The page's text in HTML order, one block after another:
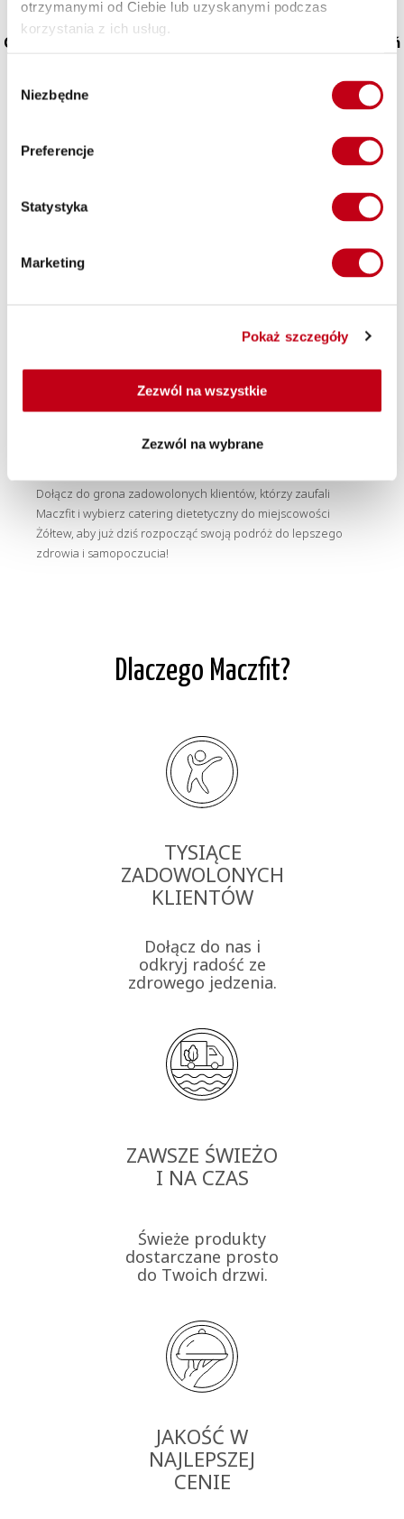
otrzymanymi od Ciebie lub uzyskanymi podczas
korzystania z ich usług.
zgody
Niezbędne
Preferencje
Statystyka
Marketing
Pokaż szczegóły
Zezwól na wszystkie
Zezwól na wybrane
Catering z dostawą do biura – energią przez cały dzień
Nie pozwól, aby pracowity dzień w biurze stał się przeszkodą
w dążeniu do zdrowego stylu życia. Nasz catering z dostawą
dostarczą energii niezbędnej do skutecznego działania
przez cały dzień.
Zacznij swoją przygodę ze zdrowym
Zapomnij o monotonii i braku czasu na przygotowanie
każdego dnia. Maczfit to też wysoka jakość składników –
zawsze dbamy o to, żeby jedzenie było świeże i smaczne.
Dołącz do grona zadowolonych klientów, którzy zaufali
Maczfit i wybierz catering dietetyczny do miejscowości
Żółtew, aby już dziś rozpocząć swoją podróż do lepszego
zdrowia i samopoczucia!
Dlaczego Maczfit?
TYSIĄCE
ZADOWOLONYCH
KLIENTÓW
Dołącz do nas i
odkryj radość ze
zdrowego jedzenia.
ZAWSZE ŚWIEŻO
I NA CZAS
Świeże produkty
dostarczane prosto
do Twoich drzwi.
JAKOŚĆ W
NAJLEPSZEJ
CENIE